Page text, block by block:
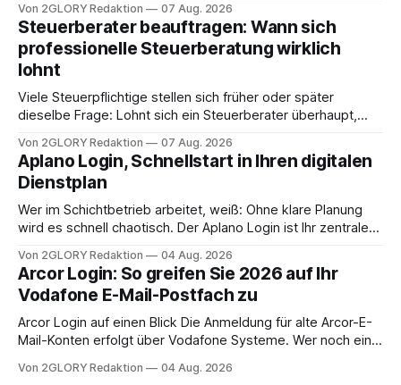
angewiesen ist, stellt sich für Familien eine schwierige
Frage: Muss die Versorgung dauerhaft in der Klinik bleiben –
oder ist ein Leben zu Hause möglich? Die außerklinische
Intensivpflege bietet genau diese Alternative: Sie
Von 2GLORY Redaktion 07 Aug. 2026
Steuerberater beauftragen: Wann sich
professionelle Steuerberatung wirklich
lohnt
Viele Steuerpflichtige stellen sich früher oder später
dieselbe Frage: Lohnt sich ein Steuerberater überhaupt,
erledigen? Die kurze Antwort: Bei einfachen
Einkommensverhältnissen reicht häufig eine Steuersoftware
aus – sobald jedoch mehrere Einkunftsarten
zusammentreffen oder größere finanzielle Veränderungen
anstehen, zahlt sich professionelle Unterstützung meist
Von 2GLORY Redaktion 07 Aug. 2026
Aplano Login, Schnellstart in Ihren digitalen
Dienstplan
Wer im Schichtbetrieb arbeitet, weiß: Ohne klare Planung
wird es schnell chaotisch. Der Aplano Login ist Ihr zentraler
abwesenheiten und die gesamte kommunikation rund um
Ihr personal digital zu organisieren. In diesem Leitfaden
erfahren Sie alles, was Sie für einen reibungslosen Einstieg
brauchen, von der Registrierung
Von 2GLORY Redaktion 04 Aug. 2026
Arcor Login: So greifen Sie 2026 auf Ihr
Vodafone E-Mail-Postfach zu
Arcor Login auf einen Blick Die Anmeldung für alte Arcor-E-
Mail-Konten erfolgt über Vodafone Systeme. Wer noch eine
besitzt, loggt sich heute über das Vodafone E-Mail & Cloud
Von 2GLORY Redaktion 04 Aug. 2026